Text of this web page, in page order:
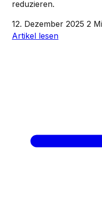
reduzieren.
12. Dezember 2025 2
Artikel lesen